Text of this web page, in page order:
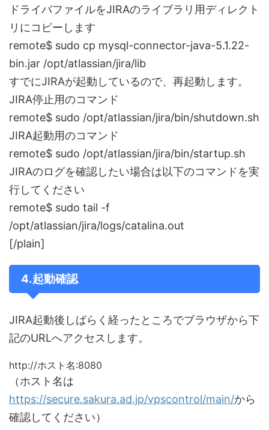
ドライバファイルをJIRAのライブラリ用ディレクト
リにコピーします
remote$ sudo cp mysql-connector-java-5.1.22-
bin.jar /opt/atlassian/jira/lib
すでにJIRAが起動しているので、再起動します。
JIRA停止用のコマンド
remote$ sudo /opt/atlassian/jira/bin/shutdown.sh
JIRA起動用のコマンド
remote$ sudo /opt/atlassian/jira/bin/startup.sh
JIRAのログを確認したい場合は以下のコマンドを実
行してください
remote$ sudo tail -f
/opt/atlassian/jira/logs/catalina.out
[/plain]
4.起動確認
JIRA起動後しばらく経ったところでブラウザから下
記のURLへアクセスします。
http://ホスト名:8080
（ホスト名は
https://secure.sakura.ad.jp/vpscontrol/main/から
確認してください）